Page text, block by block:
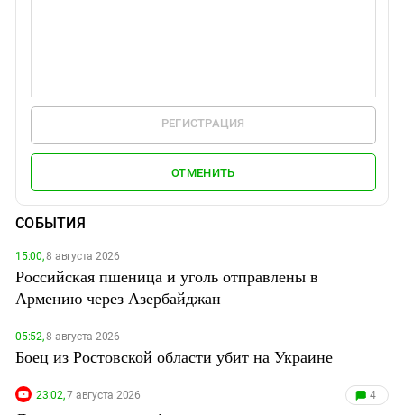
РЕГИСТРАЦИЯ
ОТМЕНИТЬ
СОБЫТИЯ
15:00,8 августа 2026
Российская пшеница и уголь отправлены в
Армению через Азербайджан
05:52,8 августа 2026
Боец из Ростовской области убит на Украине
23:02,7 августа 2026 4